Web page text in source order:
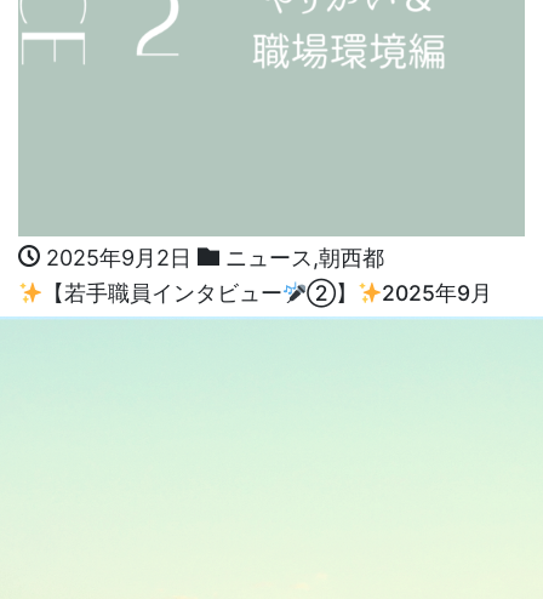
2025年9月2日 ニュース ,朝西都
【若手職員インタビュー
②】 2025年9月